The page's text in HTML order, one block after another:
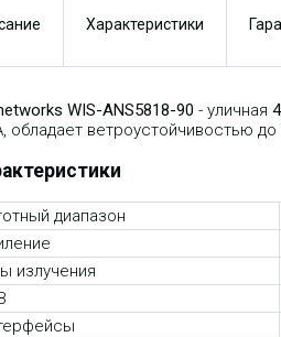
Характеристики
WIS-ANS5818-90 - уличная
обладает ветроустойчивостью
диапазон
излучения